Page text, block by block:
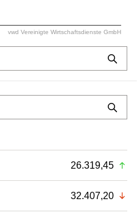
vwd Vereinigte Wirtschaftsdienste GmbH
26.319,45
32.407,20